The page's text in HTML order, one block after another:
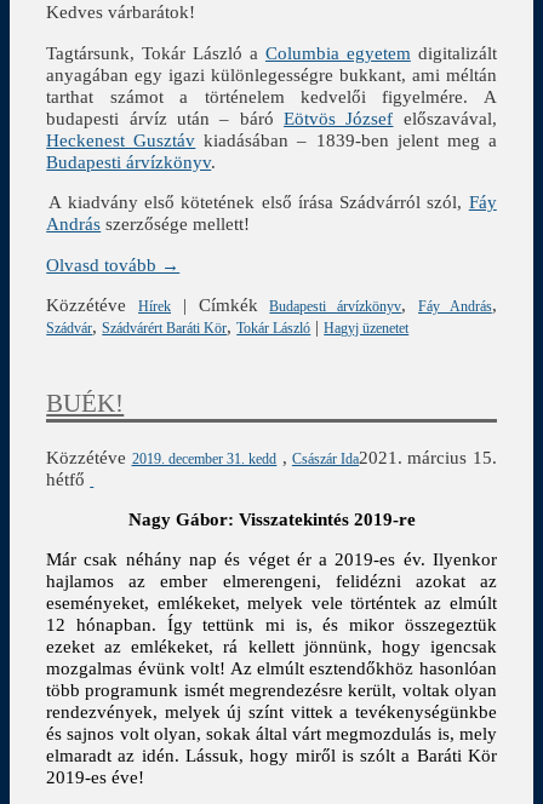
Kedves várbarátok!
Tagtársunk, Tokár László a Columbia egyetem digitalizált
anyagában egy igazi különlegességre bukkant, ami méltán
tarthat számot a történelem kedvelői figyelmére. A
budapesti árvíz után – báróEötvös József előszavával,
Heckenest Gusztáv kiadásában – 1839-ben jelent meg a
Budapesti árvízkönyv.
A kiadvány első kötetének első írása Szádvárról szól, Fáy
András szerzősége mellett!
Olvasd tovább →
Közzétéve
Hírek | Címkék Budapesti árvízkönyv,Fáy András,
Szádvár,Szádvárért Baráti Kör,Tokár László |Hagyj üzenetet
BUÉK!
Közzétéve 2019. december 31. kedd , Császár Ida2021. március 15.
hétfő
Nagy Gábor: Visszatekintés 2019-re
Már csak néhány nap és véget ér a 2019-es év. Ilyenkor
hajlamos az ember elmerengeni, felidézni azokat az
eseményeket, emlékeket, melyek vele történtek az elmúlt
12 hónapban. Így tettünk mi is, és mikor összegeztük
ezeket az emlékeket, rá kellett jönnünk, hogy igencsak
mozgalmas évünk volt! Az elmúlt esztendőkhöz hasonlóan
több programunk ismét megrendezésre került, voltak olyan
rendezvények, melyek új színt vittek a tevékenységünkbe
és sajnos volt olyan, sokak által várt megmozdulás is, mely
elmaradt az idén. Lássuk, hogy miről is szólt a Baráti Kör
2019-es éve!